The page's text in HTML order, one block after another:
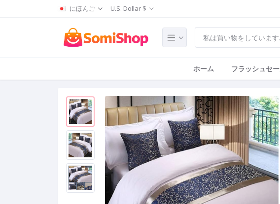
にほんご U.S. Dollar $
ホーム フラッシュセ